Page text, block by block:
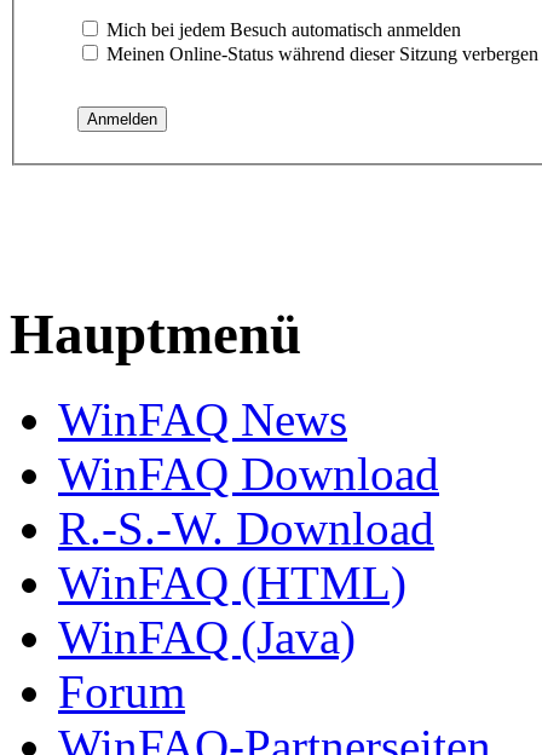
Mich bei jedem Besuch automatisch anmelden
Meinen Online-Status während dieser Sitzung verbergen
Hauptmenü
WinFAQ News
WinFAQ Download
R.-S.-W. Download
WinFAQ (HTML)
WinFAQ (Java)
Forum